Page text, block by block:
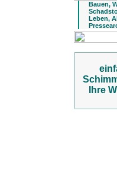
Bauen,
Leben,
Ihre